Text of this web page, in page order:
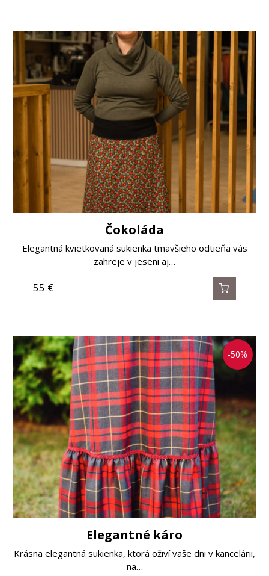
Čokoláda
Elegantná kvietkovaná sukienka tmavšieho odtieňa vás
zahreje v jeseni aj…
55 €
-50%
Elegantné káro
Krásna elegantná sukienka, ktorá oživí vaše dni v kancelárii,
na…